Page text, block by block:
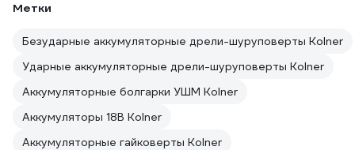
Метки
Безударные аккумуляторные дрели-шуруповерты Kolner
Ударные аккумуляторные дрели-шуруповерты Kolner
Аккумуляторные болгарки УШМ Kolner
Аккумуляторы 18В Kolner
Аккумуляторные гайковерты Kolner